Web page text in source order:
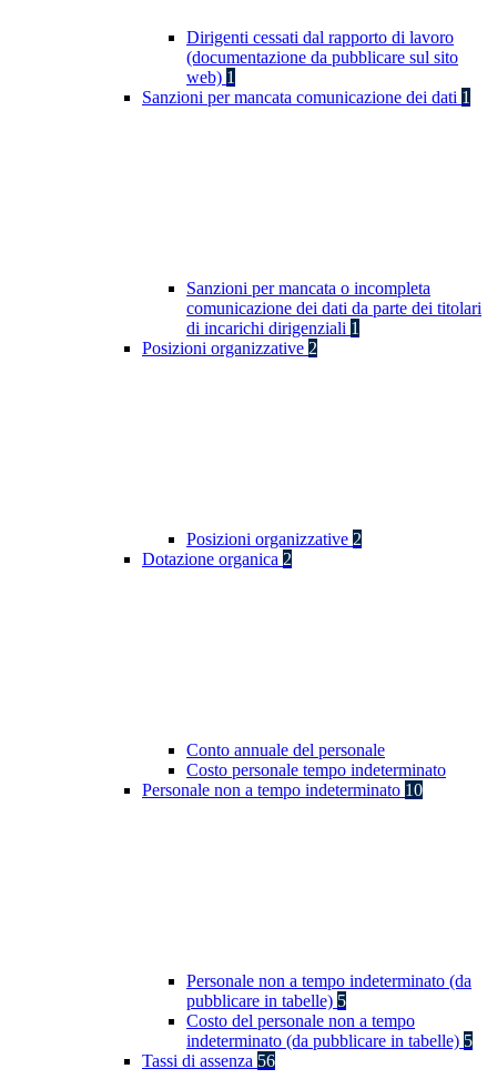
Dirigenti cessati dal rapporto di lavoro
(documentazione da pubblicare sul sito
web) 1
Sanzioni per mancata comunicazione dei dati 1
Sanzioni per mancata o incompleta
comunicazione dei dati da parte dei titolari
di incarichi dirigenziali 1
Posizioni organizzative 2
Posizioni organizzative 2
Dotazione organica 2
Conto annuale del personale
Costo personale tempo indeterminato
Personale non a tempo indeterminato 10
Personale non a tempo indeterminato (da
pubblicare in tabelle) 5
Costo del personale non a tempo
indeterminato (da pubblicare in tabelle) 5
Tassi di assenza 56